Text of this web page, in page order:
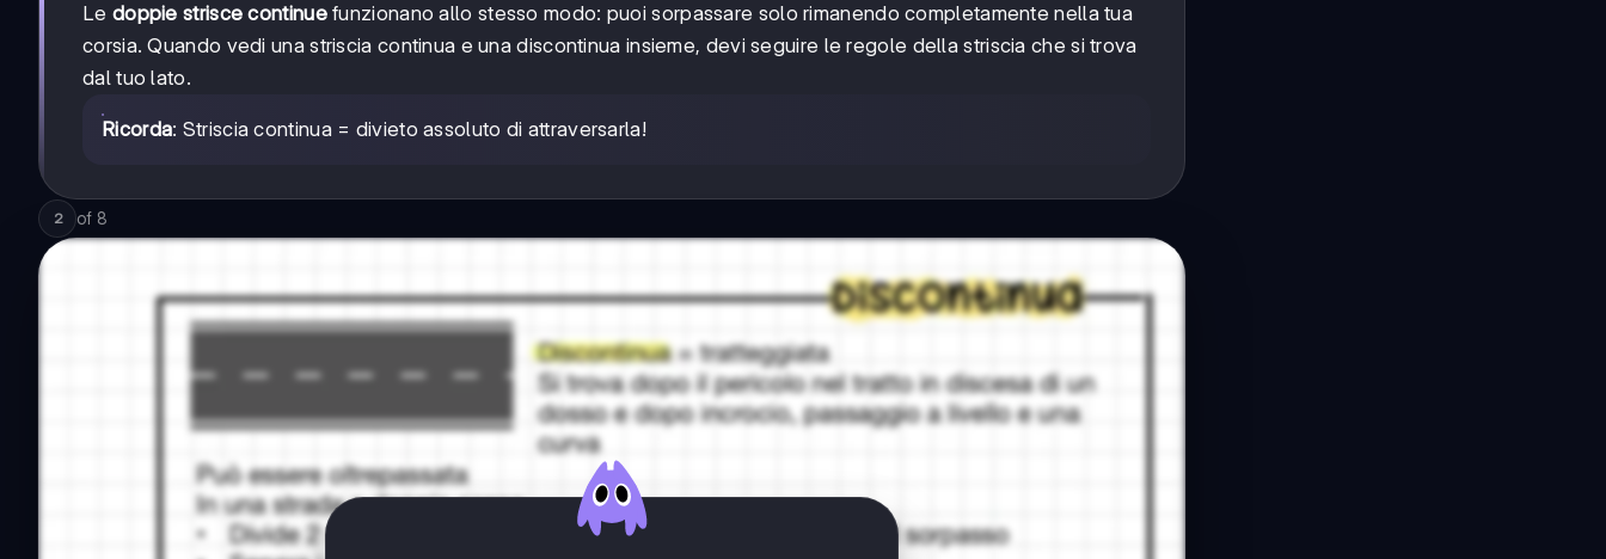
Le doppie strisce continuefunzionano allo stesso modo: puoi sorpassare solo rimanendo completamente nella tua
corsia. Quando vedi una striscia continua e una discontinua insieme, devi seguire le regole della striscia che si trova
dal tuo lato.
Ricorda: Striscia continua = divieto assoluto di attraversarla!
2 of 8